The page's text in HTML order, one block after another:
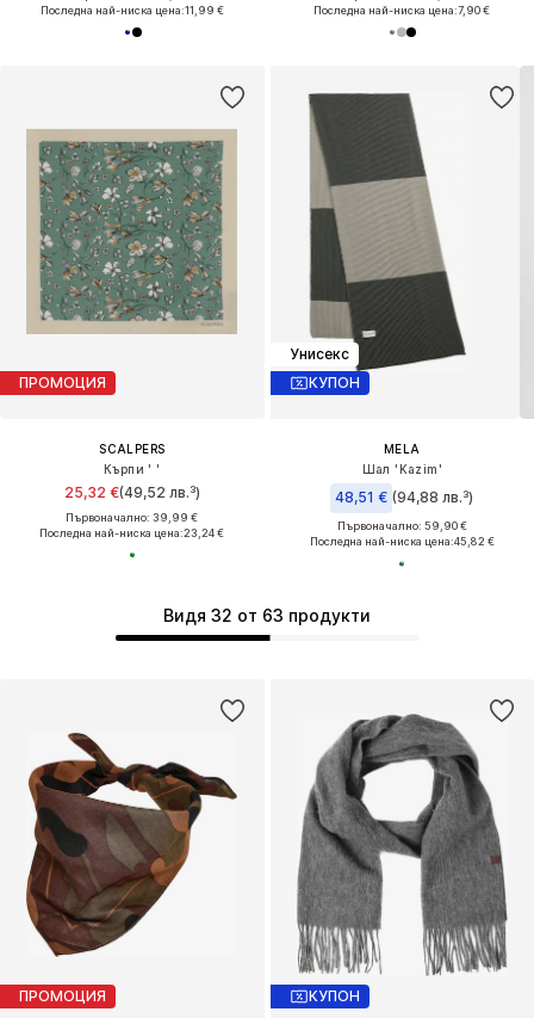
Последна най-ниска цена:11,99 €
Последна най-ниска цена:7,90 €
ПРОМОЦИЯ
SCALPERS
Кърпи ' '
25,32 €(49,52 лв.³)
Първоначално: 39,99 €
Последна най-ниска цена:23,24 €
Унисекс
КУПОН
MELA
Шал 'Kazim'
48,51 € (94,88 лв.³)
Първоначално: 59,90 €
Последна най-ниска цена:45,82 €
ПРОМОЦИЯ КУПОН
Видя 32 от 63 продукти